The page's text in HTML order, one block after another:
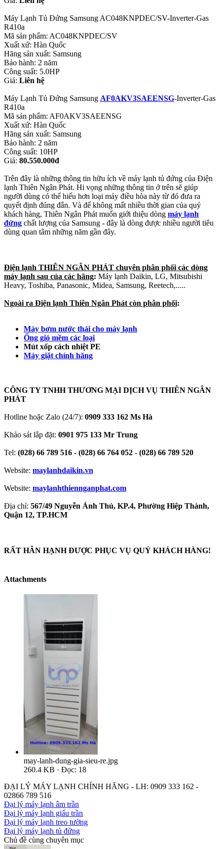
Máy Lạnh Tủ Đứng Samsung AC048KNPDEC/SV-Inverter-Gas
R410a
Mã sản phẩm: AC048KNPDEC/SV
Xuất xứ: Hàn Quốc
Hãng sản xuất: Samsung
Bảo hành: 2 năm
Công suất: 5.0HP
Giá: Liên hệ
Máy Lạnh Tủ Đứng Samsung AF0AKV3SAEENSG-Inverter-Gas
R410a
Mã sản phẩm: AF0AKV3SAEENSG
Xuất xứ: Hàn Quốc
Hãng sản xuất: Samsung
Bảo hành: 2 năm
Công suất: 10HP
Giá: 80.550.000đ
Trên đây là những thông tin hữu ích về máy lạnh tủ đứng của Điện
lạnh Thiên Ngân Phát. Hi vọng những thông tin ở trên sẽ giúp
người dùng có thể hiểu hơn loại máy điều hòa này từ đó đưa ra
quyết định đúng đắn. Và để không mất nhiều thời gian của quý
khách hàng, Thiên Ngân Phát muốn giới thiệu dòng máy lạnh
đứng chất lượng của Samsung - đây là dòng được nhiều người tiêu
dùng quan tâm những năm gần đây.
Điện lạnh THIÊN NGÂN PHÁT chuyên phân phối các dòng
máy lạnh sau của các hãng: Máy lạnh Daikin, LG, Mitsubishi
Heavy, Toshiba, Panasonic, Midea, Samsung, Reetech,.....
Ngoài ra Điện lạnh Thiên Ngân Phát còn phân phối:
Máy bơm nước thải cho máy lạnh
Ống gió mềm các loại
Mút xốp cách nhiệt PE
Máy giặt chính hãng
CÔNG TY TNHH THƯƠNG MẠI DỊCH VỤ THIÊN NGÂN
PHÁT
Hotline hoặc Zalo (24/7): 0909 333 162 Ms Hà
Khảo sát lắp đặt: 0901 975 133 Mr Trung
Tel: (028) 66 789 516 - (028) 66 764 052 - (028) 66 789 520
Website: maylanhdaikin.vn
Website: maylanhthiennganphat.com
Địa chỉ: 567/49 Nguyễn Ảnh Thủ, KP.4, Phường Hiệp Thành,
Quận 12, TP.HCM
RẤT HÂN HẠNH ĐƯỢC PHỤC VỤ QUÝ KHÁCH HÀNG!
Attachments
may-lanh-dung-gia-sieu-re.jpg
260.4 KB · Đọc: 18
ĐẠI LÝ MÁY LẠNH CHÍNH HÃNG - LH: 0909 333 162 -
02866 789 516
Đại lý máy lạnh âm trần
Đại lý máy lạnh giấu trần
Đại lý máy lạnh treo tường
Đại lý máy lạnh tủ đứng
Chủ đề cùng chuyên mục